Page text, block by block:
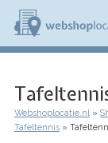
Overslaan
naar
de
b
s
h
o
Kruimelpad
Webshoplocatie.nl
Tafeltennis